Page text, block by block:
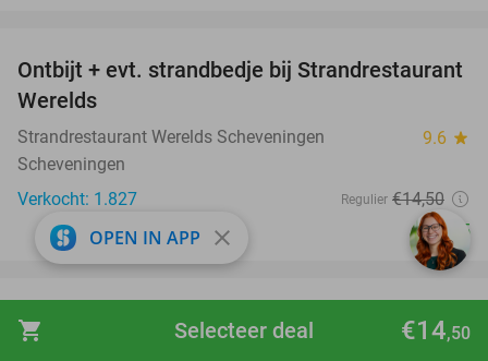
shopping_cart €14,50
Selecteer deal
47%
Ontbijt + evt. strandbedje bij Strandrestaurant
Werelds
Strandrestaurant Werelds Scheveningen 9.6 star
Scheveningen
Verkocht: 1.827
Regulier €14,50
€7,75
23%
favorite_border
All-You-Can-Eat Braziliaans (2 uur) bij Rodizio
OPEN IN APP close